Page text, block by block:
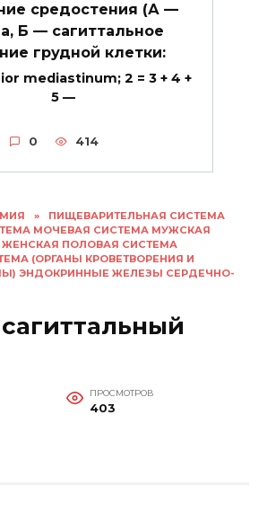
»
ПИЩЕВАРИТЕЛЬНАЯ СИСТЕМА
МОЧЕВАЯ СИСТЕМА МУЖСКАЯ
ПОЛОВАЯ СИСТЕМА
(ОРГАНЫ КРОВЕТВОРЕНИЯ И
ЭНДОКРИННЫЕ ЖЕЛЕЗЫ СЕРДЕЧНО-
ПРОСМОТРОВ
403
средостения (А —
Б — сагиттальное
грудной клетки:
mediastinum; 2 = 3 + 4 +
5 —
0 414